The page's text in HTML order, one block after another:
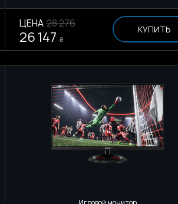
ЦЕНА 28 276
26 147 ₴
КУПИТЬ